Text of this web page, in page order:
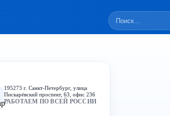
195273 г. Санкт-Петербург, улица
Пискарёвский проспект, 63, офис 236
РАБОТАЕМ ПО ВСЕЙ РОССИИ